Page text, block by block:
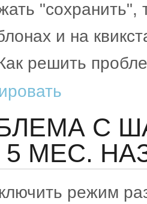
и на
решить
С
5 МЕС.
режим